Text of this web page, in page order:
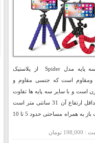
توضیحات خرید پستی
جنس سه پایه مدل Spider از پلاستیک
ومقاوم است که جنسی مقاوم و
است و با سایر سه پایه ها تفاوت
دارد. حداقل ارتفاع آن 31 سانتی متر است
در حالت باز به همراه مساحتی حدود 5 تا 10
تومان